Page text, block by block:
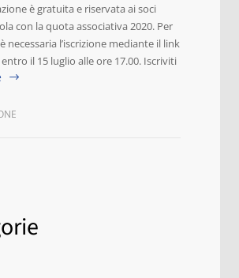
è gratuita e riservata ai soci
con la quota associativa 2020. Per
necessaria l’iscrizione mediante il link
il 15 luglio alle ore 17.00. Iscriviti